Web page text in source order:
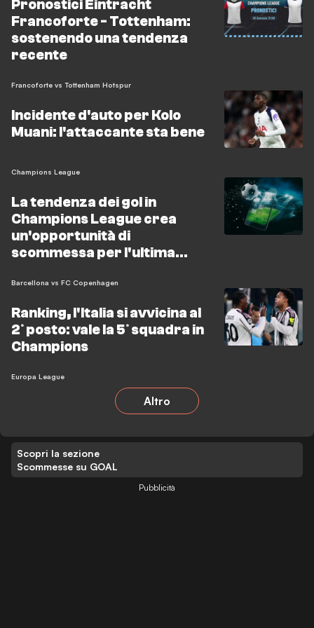
contro l'Hull City già archiviato, e il prossimo impegno
amichevole è fissato contro l'FSV Frankfurt il 12 agosto.
Pronostici Eintracht
Francoforte - Tottenham:
sostenendo una tendenza
recente
Francoforte vs Tottenham Hotspur
Incidente d'auto per Kolo
Muani: l'attaccante sta bene
Champions League
La tendenza dei gol in
Champions League crea
un'opportunità di
scommessa per l'ultima
Barcellona vs FC Copenhagen
Ranking, l'Italia si avvicina al
2° posto: vale la 5° squadra in
Champions
Europa League
Altro
Scopri la sezione
Scommesse su GOAL
Pubblicità